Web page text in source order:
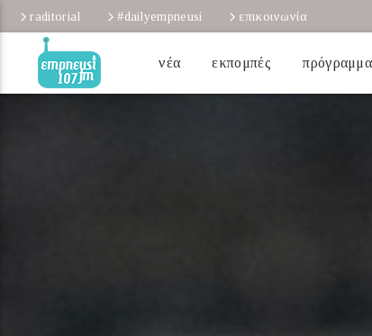
raditorial #dailyempneusi επικοινωνία
νέα εκπομπές πρόγραμμα